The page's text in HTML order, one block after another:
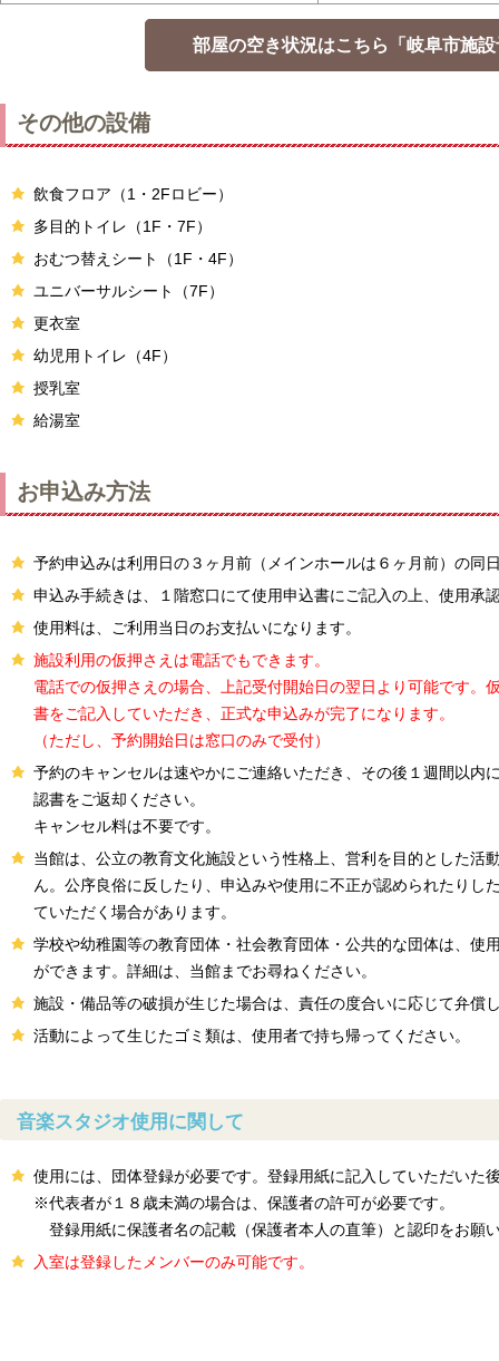
部屋の空き状況はこちら「岐阜市施
その他の設備
飲食フロア（1・2Fロビー）
多目的トイレ（1F・7F）
おむつ替えシート（1F・4F）
ユニバーサルシート（7F）
更衣室
幼児用トイレ（4F）
授乳室
給湯室
お申込み方法
予約申込みは利用日の３ヶ月前（メインホールは６ヶ月前）の同
申込み手続きは、１階窓口にて使用申込書にご記入の上、使用承
使用料は、ご利用当日のお支払いになります。
施設利用の仮押さえは電話でもできます。
電話での仮押さえの場合、上記受付開始日の翌日より可能です。
書をご記入していただき、正式な申込みが完了になります。
（ただし、予約開始日は窓口のみで受付）
予約のキャンセルは速やかにご連絡いただき、その後１週間以内
認書をご返却ください。
キャンセル料は不要です。
当館は、公立の教育文化施設という性格上、営利を目的とした活
ん。公序良俗に反したり、申込みや使用に不正が認められたりし
ていただく場合があります。
学校や幼稚園等の教育団体・社会教育団体・公共的な団体は、使
ができます。詳細は、当館までお尋ねください。
施設・備品等の破損が生じた場合は、責任の度合いに応じて弁償
活動によって生じたゴミ類は、使用者で持ち帰ってください。
音楽スタジオ使用に関して
使用には、団体登録が必要です。登録用紙に記入していただいた
※代表者が１８歳未満の場合は、保護者の許可が必要です。
登録用紙に保護者名の記載（保護者本人の直筆）と認印をお願
入室は登録したメンバーのみ可能です。